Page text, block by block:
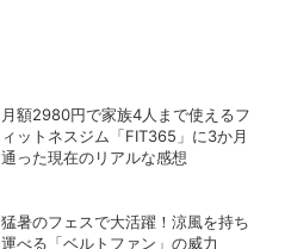
月額2980円で家族4人まで使えるフ
ィットネスジム「FIT365」に3か月
通った現在のリアルな感想
猛暑のフェスで大活躍！涼風を持ち
運べる「ベルトファン」の威力